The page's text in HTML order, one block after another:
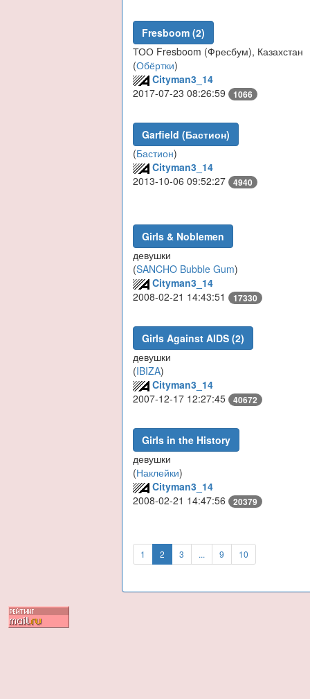
Fresboom (2)
ТОО Fresboom (Фресбум), Казахстан
(Обёртки)
Cityman3_14
2017-07-23 08:26:59 1066
Garfield (Бастион)
(Бастион)
Cityman3_14
2013-10-06 09:52:27 4940
Girls & Noblemen
девушки
(SANCHO Bubble Gum)
Cityman3_14
2008-02-21 14:43:51 17330
Girls Against AIDS (2)
девушки
(IBIZA)
Cityman3_14
2007-12-17 12:27:45 40672
Girls in the History
девушки
(Наклейки)
Cityman3_14
2008-02-21 14:47:56 20379
1 2 3 ... 9 10